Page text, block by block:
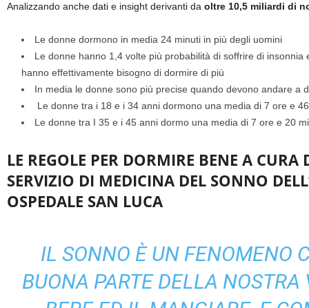
Analizzando anche dati e insight derivanti da oltre 10,5 miliardi di
Le donne dormono in media 24 minuti in più degli uomini
Le donne hanno 1,4 volte più probabilità di soffrire di
hanno effettivamente bisogno di dormire di più
In media le donne sono più precise quando devono andare a
Le donne tra i 18 e i 34 anni dormono una media di 7 ore e
Le donne tra I 35 e i 45 anni dormo una media di 7 ore e 20
LE REGOLE PER DORMIRE BENE A
SERVIZIO DI MEDICINA DEL SONNO
OSPEDALE SAN LUCA
IL SONNO È UN FENOMENO
BUONA PARTE DELLA